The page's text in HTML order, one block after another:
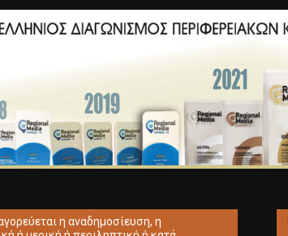
η αναδημοσίευση, η